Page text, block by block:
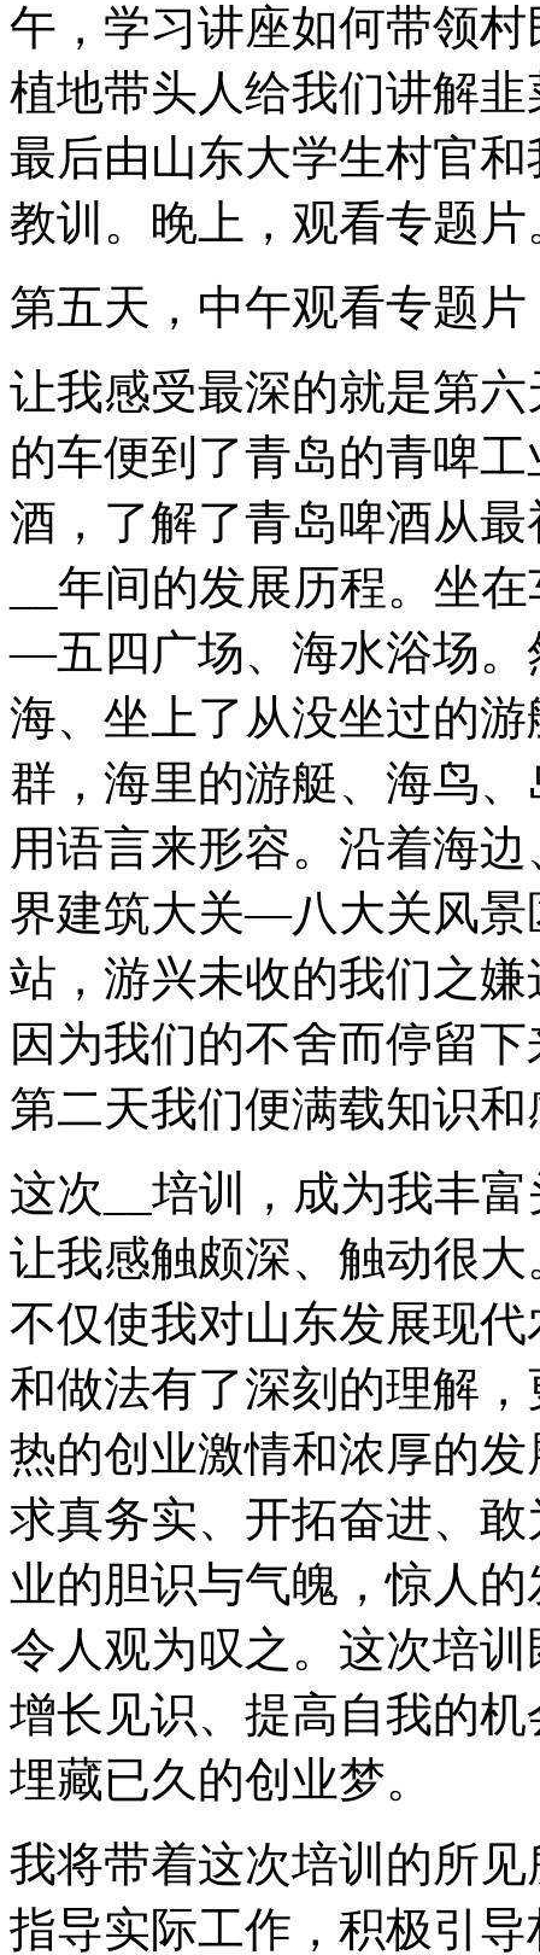
午，学习讲座如何带领
植地带头人给我们讲解
最后由山东大学生村官
教训。晚上，观看专题片
第五天，中午观看专题
让我感受最深的就是第
的车便到了青岛的青啤
酒，了解了青岛啤酒从
__年间的发展历程。坐
—五四广场、海水浴场。
海、坐上了从没坐过的
群，海里的游艇、海鸟
用语言来形容。沿着海
界建筑大关—八大关风景
站，游兴未收的我们之
因为我们的不舍而停留
第二天我们便满载知识
这次__培训，成为我丰
让我感触颇深、触动很
不仅使我对山东发展现
和做法有了深刻的理解
热的创业激情和浓厚的
求真务实、开拓奋进、
业的胆识与气魄，惊人
令人观为叹之。这次培
增长见识、提高自我的
埋藏已久的创业梦。
我将带着这次培训的所
指导实际工作，积极引